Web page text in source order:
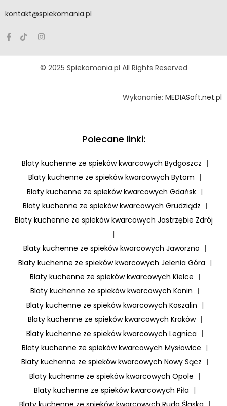
kontakt@spiekomania.pl
© 2025 Spiekomania.pl All Rights Reserved
Wykonanie: MEDIASoft.net.pl
Polecane linki:
Blaty kuchenne ze spieków kwarcowych Bydgoszcz |
Blaty kuchenne ze spieków kwarcowych Bytom |
Blaty kuchenne ze spieków kwarcowych Gdańsk |
Blaty kuchenne ze spieków kwarcowych Grudziądz |
Blaty kuchenne ze spieków kwarcowych Jastrzębie Zdrój
|
Blaty kuchenne ze spieków kwarcowych Jaworzno |
Blaty kuchenne ze spieków kwarcowych Jelenia Góra |
Blaty kuchenne ze spieków kwarcowych Kielce |
Blaty kuchenne ze spieków kwarcowych Konin |
Blaty kuchenne ze spieków kwarcowych Koszalin |
Blaty kuchenne ze spieków kwarcowych Kraków |
Blaty kuchenne ze spieków kwarcowych Legnica |
Blaty kuchenne ze spieków kwarcowych Mysłowice |
Blaty kuchenne ze spieków kwarcowych Nowy Sącz |
Blaty kuchenne ze spieków kwarcowych Opole |
Blaty kuchenne ze spieków kwarcowych Piła |